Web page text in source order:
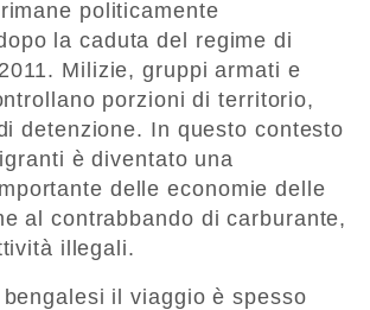
politicamente
la caduta del regime di
Milizie, gruppi armati e
porzioni di territorio,
detenzione. In questo contesto
è diventato una
delle economie delle
al contrabbando di carburante,
illegali.
il viaggio è spesso